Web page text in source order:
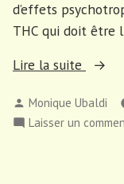
d’effets
THC qui doit être
Lire la suite
« Quels
le
Publié
par
Monique Ubaldi
Laisser un